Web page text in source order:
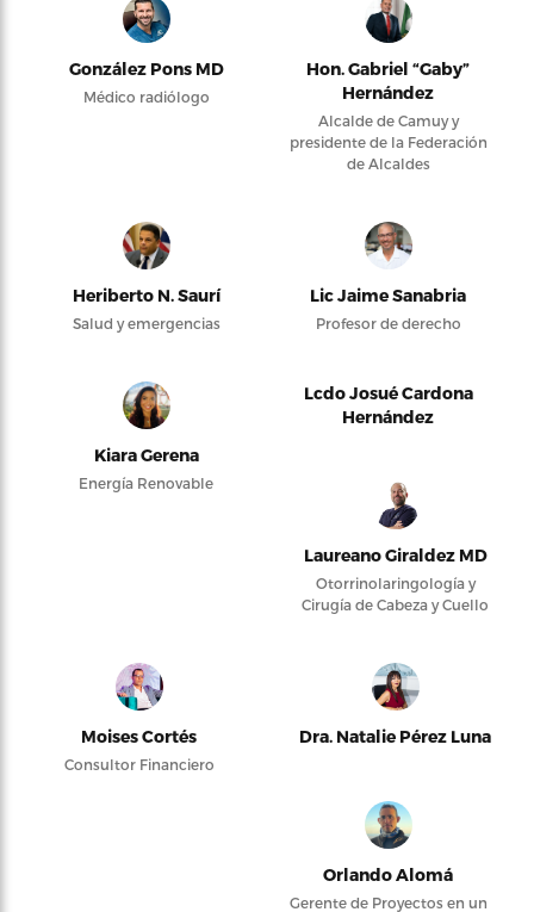
González Pons MD
Médico radiólogo
Hon. Gabriel “Gaby”
Hernández
Alcalde de Camuy y
presidente de la Federación
de Alcaldes
Heriberto N. Saurí
Salud y emergencias
Lic Jaime Sanabria
Profesor de derecho
Kiara Gerena
Energía Renovable
Lcdo Josué Cardona
Hernández
Laureano Giraldez MD
Otorrinolaringología y
Cirugía de Cabeza y Cuello
Moises Cortés
Consultor Financiero
Dra. Natalie Pérez Luna
Orlando Alomá
Gerente de Proyectos en un